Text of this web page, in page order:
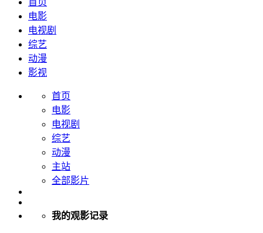
首页
电影
电视剧
综艺
动漫
影视
首页
电影
电视剧
综艺
动漫
主站
全部影片
我的观影记录